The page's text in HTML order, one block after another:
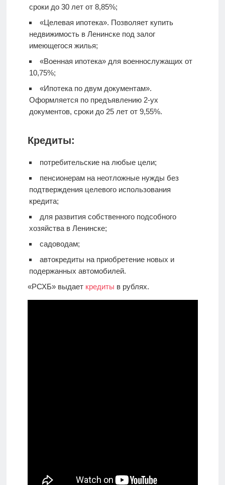
сроки до 30 лет от 8,85%;
«Целевая ипотека». Позволяет купить
недвижимость в Ленинске под залог
имеющегося жилья;
«Военная ипотека» для военнослужащих от
10,75%;
«Ипотека по двум документам».
Оформляется по предъявлению 2-ух
документов, сроки до 25 лет от 9,55%.
Кредиты:
потребительские на любые цели;
пенсионерам на неотложные нужды без
подтверждения целевого использования
кредита;
для развития собственного подсобного
хозяйства в Ленинске;
садоводам;
автокредиты на приобретение новых и
подержанных автомобилей.
«РСХБ» выдает кредиты в рублях.